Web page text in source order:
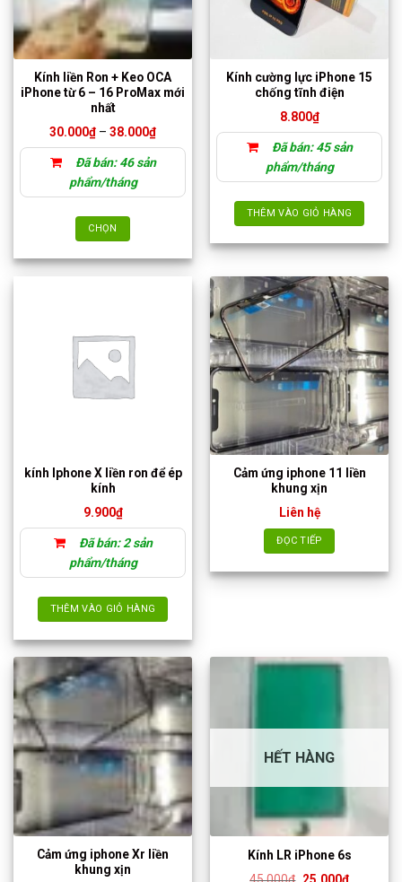
Kính liền Ron + Keo OCA
iPhone từ 6 – 16 ProMax mới
nhất
30.000₫ – 38.000₫Khoảng
30.000₫
Đã bán: 46 sản
phẩm/tháng
CHỌN
phẩm
biến
thể.
Các
tùy
được
chọn
trên
trang
sản
phẩm
Kính cường lực iPhone 15
chống tĩnh điện
8.800₫
Đã bán: 45 sản
phẩm/tháng
THÊM VÀO GIỎ HÀNG
kính Iphone X liền ron để ép
kính
9.900₫
Đã bán: 2 sản
phẩm/tháng
THÊM VÀO GIỎ HÀNG
Cảm ứng iphone 11 liền
khung xịn
Liên hệ
ĐỌC TIẾP
Cảm ứng iphone Xr liền
khung xịn
HẾT HÀNG
Kính LR iPhone 6s
45.000₫ Giá
25.000₫Giá